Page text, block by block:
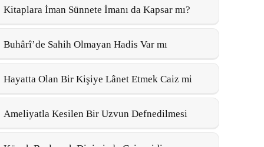
Kitaplara İman Sünnete İmanı da Kapsar mı?
Buhârî’de Sahih Olmayan Hadis Var mı
Hayatta Olan Bir Kişiye Lânet Etmek Caiz mi
Ameliyatla Kesilen Bir Uzvun Defnedilmesi